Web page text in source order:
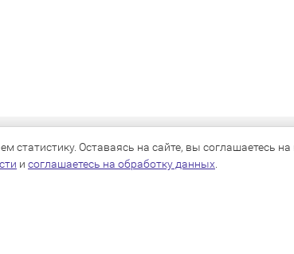
КАТАЛОГ
Для собак
статистику. Оставаясь на сайте, вы соглашаетесь
и соглашаетесь на обработку данных